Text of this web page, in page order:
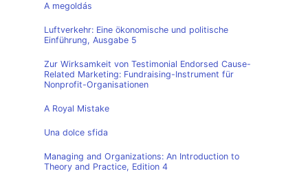
A megoldás
Luftverkehr: Eine ökonomische und politische
Einführung, Ausgabe 5
Zur Wirksamkeit von Testimonial Endorsed Cause-
Related Marketing: Fundraising-Instrument für
Nonprofit-Organisationen
A Royal Mistake
Una dolce sfida
Managing and Organizations: An Introduction to
Theory and Practice, Edition 4